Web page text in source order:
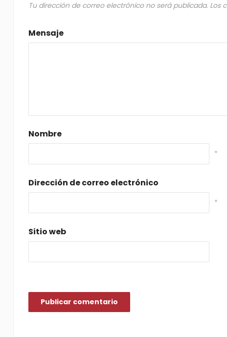
Tu dirección de correo electrónico no será publicada. Los
Mensaje
Nombre
*
Dirección de correo electrónico
*
Sitio web